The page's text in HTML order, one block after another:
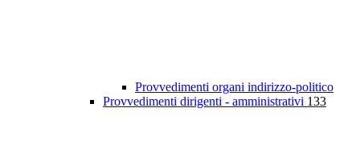
Provvedimenti organi indirizzo-politico
Provvedimenti dirigenti - amministrativi 133